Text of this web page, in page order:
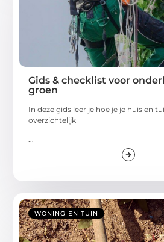
Gids & checklist voor
groen
In deze gids leer je hoe je je huis en
overzichtelijk
...
WONING EN TUIN